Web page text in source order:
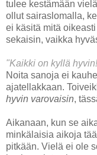
tulee kestämään
ollut sairaslomalla,
ei käsitä mitä
sekaisin, vaikka
"Kaikki on kyllä
Noita sanoja ei
ajatellakkaan.
hyvin varovaisin,
Aikanaan, kun se
minkälaisia aikoja
pitkään. Vielä ei ole